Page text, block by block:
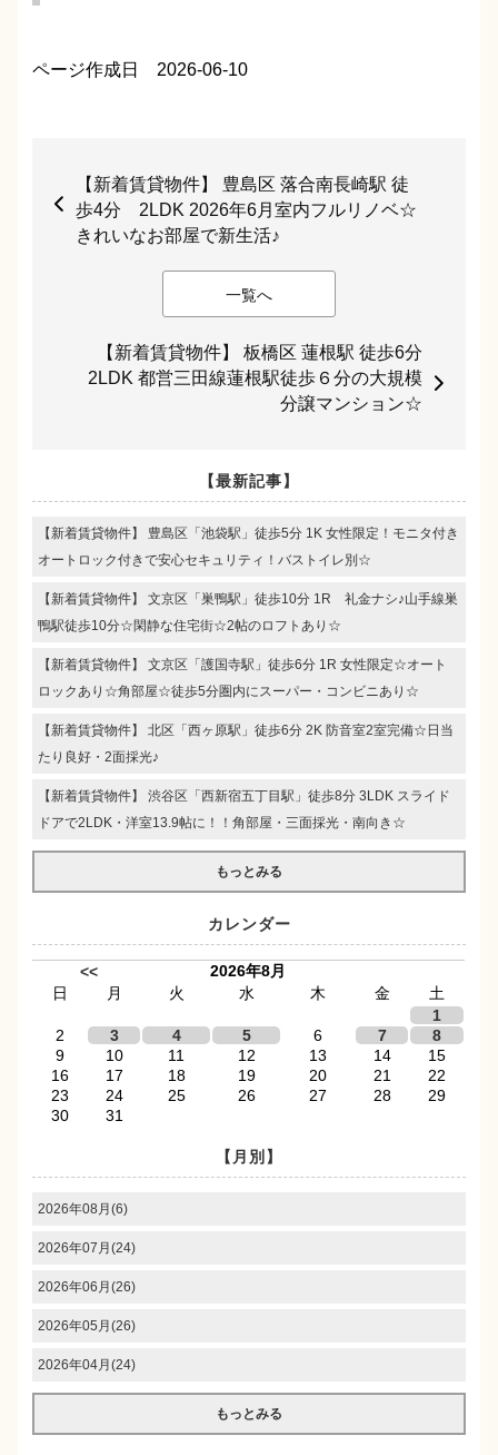
ページ作成日 2026-06-10
【新着賃貸物件】 豊島区 落合南長崎駅 徒
歩4分 2LDK 2026年6月室内フルリノベ☆
きれいなお部屋で新生活♪
一覧へ
【新着賃貸物件】 板橋区 蓮根駅 徒歩6分
2LDK 都営三田線蓮根駅徒歩６分の大規模
分譲マンション☆
【最新記事】
【新着賃貸物件】 豊島区「池袋駅」徒歩5分 1K 女性限定！モニタ付き
オートロック付きで安心セキュリティ！バストイレ別☆
【新着賃貸物件】 文京区「巣鴨駅」徒歩10分 1R 礼金ナシ♪山手線巣
鴨駅徒歩10分☆閑静な住宅街☆2帖のロフトあり☆
【新着賃貸物件】 文京区「護国寺駅」徒歩6分 1R 女性限定☆オート
ロックあり☆角部屋☆徒歩5分圏内にスーパー・コンビニあり☆
【新着賃貸物件】 北区「西ヶ原駅」徒歩6分 2K 防音室2室完備☆日当
たり良好・2面採光♪
【新着賃貸物件】 渋谷区「西新宿五丁目駅」徒歩8分 3LDK スライド
ドアで2LDK・洋室13.9帖に！！角部屋・三面採光・南向き☆
もっとみる
カレンダー
<<
2026年8月
日
月 火 水 木 金
土
1
2
3 4 5 6 7
8
9
10 11 12 13 14
15
16
17 18 19 20 21
22
23
24 25 26 27 28
29
30
31
【月別】
2026年08月(6)
2026年07月(24)
2026年06月(26)
2026年05月(26)
2026年04月(24)
もっとみる